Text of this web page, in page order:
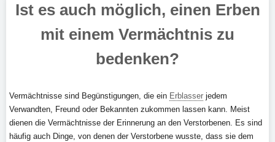
Ist es auch möglich, einen Erben
mit einem Vermächtnis zu
bedenken?
Vermächtnisse sind Begünstigungen, die ein Erblasser jedem
Verwandten, Freund oder Bekannten zukommen lassen kann. Meist
dienen die Vermächtnisse der Erinnerung an den Verstorbenen. Es sind
häufig auch Dinge, von denen der Verstorbene wusste, dass sie dem